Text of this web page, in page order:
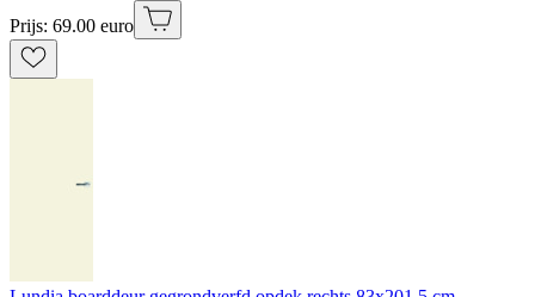
Prijs: 69.00 euro